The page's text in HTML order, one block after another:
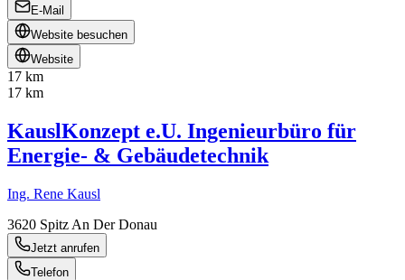
E-Mail
Website besuchen
Website
17 km
17 km
KauslKonzept e.U. Ingenieurbüro für
Energie- & Gebäudetechnik
Ing. Rene Kausl
3620 Spitz An Der Donau
Jetzt anrufen
Telefon